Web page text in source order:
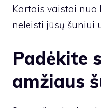
Kartais vaistai nuo
neleisti jūsų šuniui
Padėkite
amžiaus